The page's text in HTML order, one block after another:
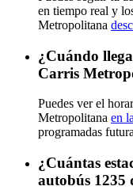
en tiempo real y
Metropolitana
¿Cuándo
Carris
Puedes ver el
Metropolitana en
programadas
¿Cuántas
autobús 1235